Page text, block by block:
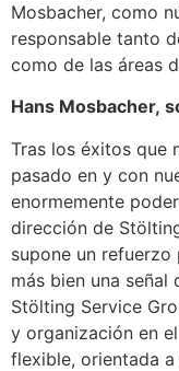
Mosbacher, como
responsable tanto
como de las áreas
Hans Mosbacher,
Tras los éxitos que
pasado en y con
enormemente
dirección de
supone un
más bien una señal
Stölting Service
y organización en
flexible, orientada